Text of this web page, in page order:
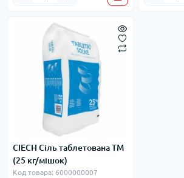
CIECH Сіль таблетована ТМ
(25 кг/мішок)
Код товара: 6000000007